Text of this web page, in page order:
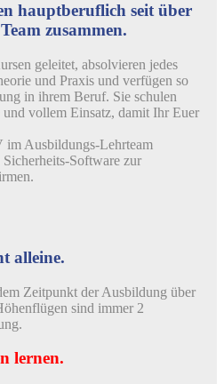
hauptberuflich seit über
zusammen.
geleitet, absolvieren jedes
und Praxis und verfügen so
in ihrem Beruf. Sie schulen
vollem Einsatz, damit Ihr Euer
Ausbildungs-Lehrteam
Software zur
alleine.
Zeitpunkt der Ausbildung über
sind immer 2
lernen.